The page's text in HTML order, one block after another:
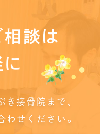
相談は
き接骨院まで、
わせください。